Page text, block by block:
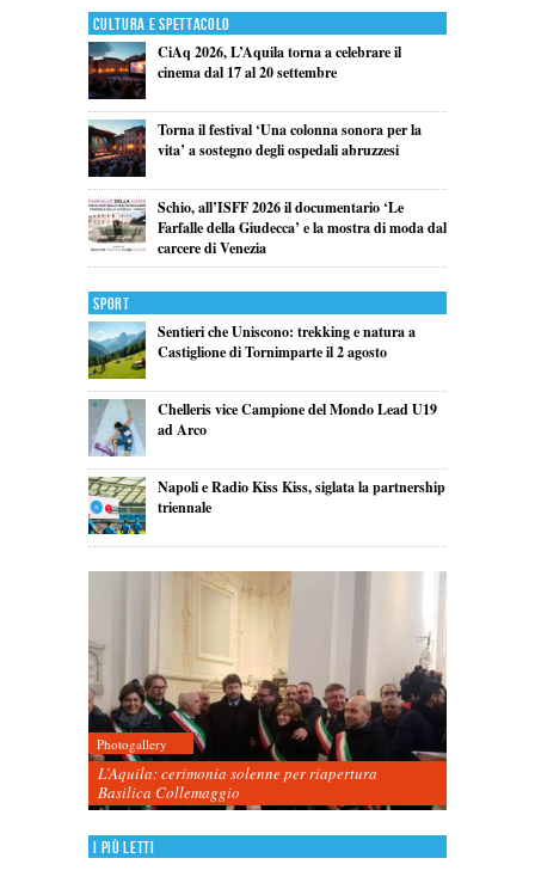
Cultura e Spettacolo
CiAq 2026, L’Aquila torna a celebrare il
cinema dal 17 al 20 settembre
Torna il festival ‘Una colonna sonora per la
vita’ a sostegno degli ospedali abruzzesi
Schio, all’ISFF 2026 il documentario ‘Le
Farfalle della Giudecca’ e la mostra di moda dal
carcere di Venezia
Sport
Sentieri che Uniscono: trekking e natura a
Castiglione di Tornimparte il 2 agosto
Chelleris vice Campione del Mondo Lead U19
ad Arco
Napoli e Radio Kiss Kiss, siglata la partnership
triennale
Photogallery
L’Aquila: cerimonia solenne per riapertura
Basilica Collemaggio
I più letti